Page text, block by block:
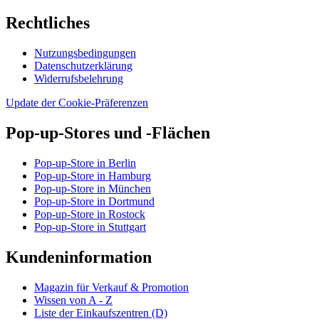
Rechtliches
Nutzungsbedingungen
Datenschutzerklärung
Widerrufsbelehrung
Update der Cookie-Präferenzen
Pop-up-Stores und -Flächen
Pop-up-Store in Berlin
Pop-up-Store in Hamburg
Pop-up-Store in München
Pop-up-Store in Dortmund
Pop-up-Store in Rostock
Pop-up-Store in Stuttgart
Kundeninformation
Magazin für Verkauf & Promotion
Wissen von A - Z
Liste der Einkaufszentren (D)